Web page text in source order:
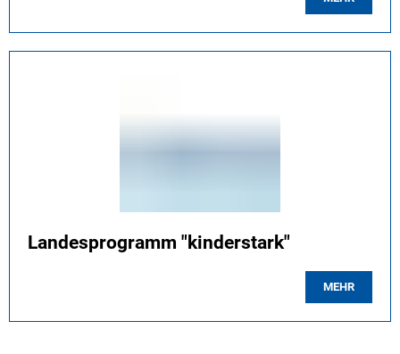
Landesprogramm "kinderstark"
MEHR